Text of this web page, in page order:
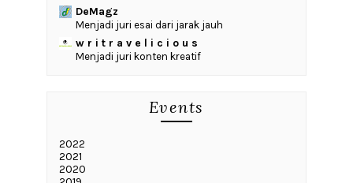
DeMagz
Menjadi juri esai dari jarak jauh
w r i t r a v e l i c i o u s
Menjadi juri konten kreatif
Events
2022
2021
2020